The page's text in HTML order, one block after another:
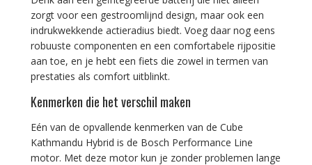
zorgt voor een gestroomlijnd design, maar ook een
indrukwekkende actieradius biedt. Voeg daar nog eens
robuuste componenten en een comfortabele rijpositie
aan toe, en je hebt een fiets die zowel in termen van
prestaties als comfort uitblinkt.
Kenmerken die het verschil maken
Eén van de opvallende kenmerken van de Cube
Kathmandu Hybrid is de Bosch Performance Line
motor. Met deze motor kun je zonder problemen lange